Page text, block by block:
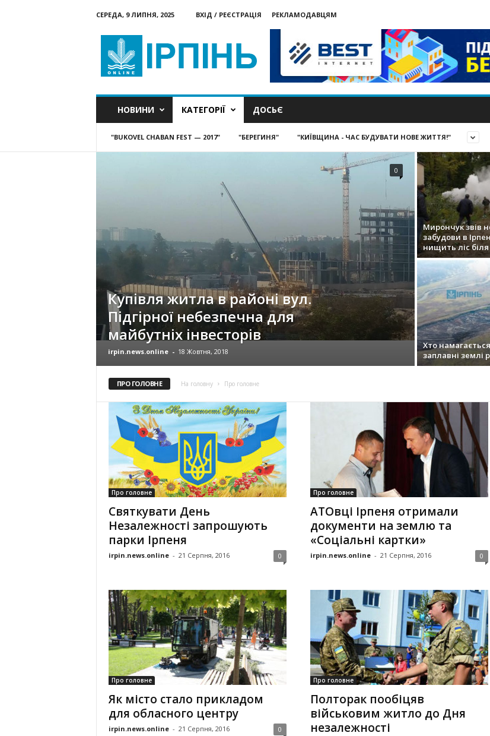
СЕРЕДА, 9 ЛИПНЯ, 2025 ВХІД / РЕЄСТРАЦІЯ
РЕКЛАМОДАВЦЯМ
онлайн
НОВИНИ КАТЕГОРІЇ ДОСЬЄ
"BUKOVEL CHABAN FEST — 2017" "БЕРЕГИНЯ" "КИЇВЩИНА - ЧАС БУДУВАТИ НОВЕ ЖИТТЯ!"
Купівля житла в районі вул.
Підгірної небезпечна для
майбутніх інвесторів
irpin.news.online - 18 Жовтня, 2018
0
Мирончук звів
забудови в
нищить ліс біля
Хто
заплавні землі
ПРО ГОЛОВНЕ На головну Про головне
Про головне
Святкувати День
Незалежності запрошують
парки Ірпеня
irpin.news.online - 21 Серпня, 2016 0
Про головне
АТОвці Ірпеня отримали
документи на землю та
«Соціальні картки»
irpin.news.online - 21 Серпня, 2016 0
Про головне
Як місто стало прикладом
для обласного центру
irpin.news.online - 21 Серпня, 2016 0
Про головне
Полторак пообіцяв
військовим житло до Дня
незалежності